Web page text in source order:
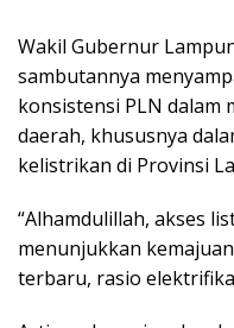
Wakil Gubernur
sambutannya
konsistensi PLN dalam
daerah, khususnya
kelistrikan di Provinsi
“Alhamdulillah, akses
menunjukkan
terbaru, rasio